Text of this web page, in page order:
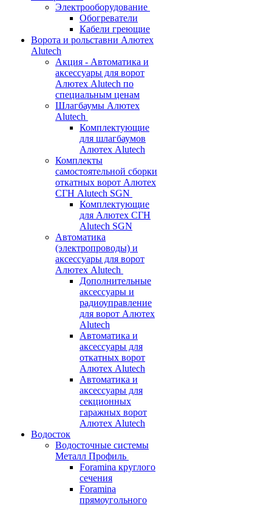
Электрооборудование
Обогреватели
Кабели греющие
Ворота и рольставни Алютех
Alutech
Акция - Автоматика и
аксессуары для ворот
Алютех Alutech по
специальным ценам
Шлагбаумы Алютех
Alutech
Комплектующие
для шлагбаумов
Алютех Alutech
Комплекты
самостоятельной сборки
откатных ворот Алютех
СГН Alutech SGN
Комплектующие
для Алютех СГН
Alutech SGN
Автоматика
(электропроводы) и
аксессуары для ворот
Алютех Alutech
Дополнительные
аксессуары и
радиоуправление
для ворот Алютех
Alutech
Автоматика и
аксессуары для
откатных ворот
Алютех Alutech
Автоматика и
аксессуары для
секционных
гаражных ворот
Алютех Alutech
Водосток
Водосточные системы
Металл Профиль
Foramina круглого
сечения
Foramina
прямоугольного